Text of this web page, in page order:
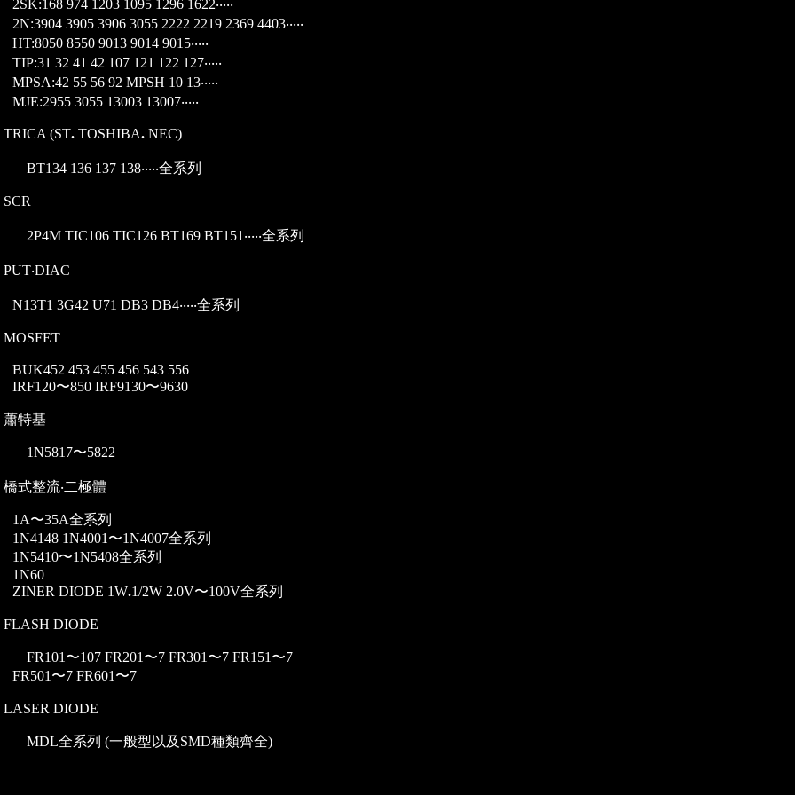
2SK:168 974 1203 1095 1296 1622‧‧‧‧‧
2N:3904 3905 3906 3055 2222 2219 2369 4403‧‧‧‧‧
HT:8050 8550 9013 9014 9015‧‧‧‧‧
TIP:31 32 41 42 107 121 122 127‧‧‧‧‧
MPSA:42 55 56 92 MPSH 10 13‧‧‧‧‧
MJE:2955 3055 13003 13007‧‧‧‧‧
TRICA (ST. TOSHIBA. NEC)
BT134 136 137 138‧‧‧‧‧全系列
2P4M TIC106 TIC126 BT169 BT151‧‧‧‧‧全系列
PUT‧DIAC
N13T1 3G42 U71 DB3 DB4‧‧‧‧‧全系列
MOSFET
BUK452 453 455 456 543 556
IRF120〜850 IRF9130〜9630
蕭特基
1N5817〜5822
橋式整流‧二極體
1A〜35A全系列
1N4148 1N4001〜1N4007全系列
1N5410〜1N5408全系列
1N60
ZINER DIODE 1W.1/2W 2.0V〜100V全系列
FLASH DIODE
FR101〜107 FR201〜7 FR301〜7 FR151〜7
FR501〜7 FR601〜7
LASER DIODE
MDL全系列 (一般型以及SMD種類齊全)